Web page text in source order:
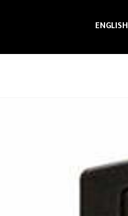
ENGLISH